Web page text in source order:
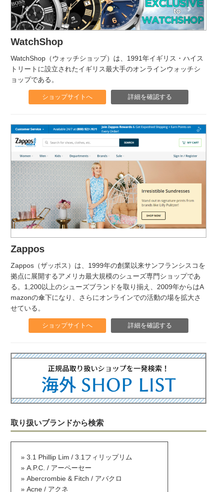
WatchShop
WatchShop（ウォッチショップ）は、1991年イギリス・ハイス
トリートに設立されたイギリス最大手のオンラインウォッチシ
ョップである。
ショップサイトへ 詳細を確認する
Zappos
Zappos（ザッポス）は、1999年の創業以来サンフランシスコを
拠点に展開するアメリカ最大規模のシューズ専門ショップであ
る。1,200以上のシューズブランドを取り揃え、2009年からはA
mazonの傘下になり、さらにオンラインでの活動の場を拡大さ
せている。
ショップサイトへ 詳細を確認する
取り扱いブランドから検索
3.1 Phillip Lim / 3.1フィリップリム
A.P.C. / アーペーセー
Abercrombie & Fitch / アバクロ
Acne / アクネ